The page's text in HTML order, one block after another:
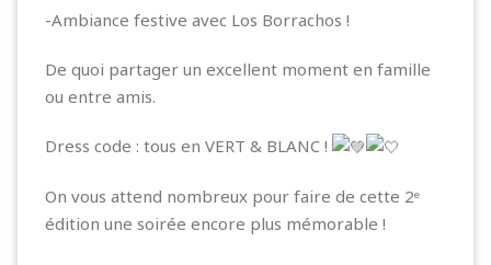
-Ambiance festive avec Los Borrachos !
De quoi partager un excellent moment en famille
ou entre amis.
Dress code : tous en VERT & BLANC !
On vous attend nombreux pour faire de cette 2ᵉ
édition une soirée encore plus mémorable !